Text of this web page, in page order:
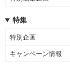
特集
特別企画
キャンペーン情報